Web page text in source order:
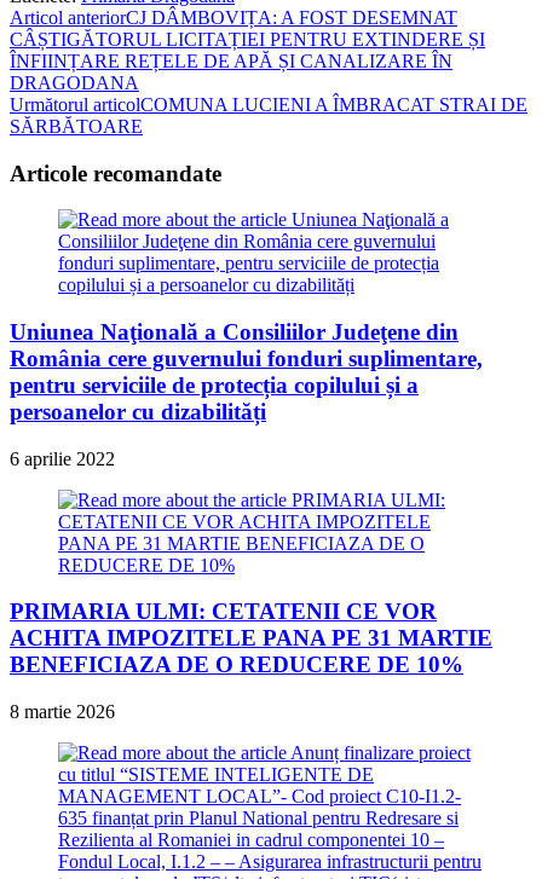
Read
more
articles
Articol anteriorCJ DÂMBOVIȚA: A FOST DESEMNAT
CÂȘTIGĂTORUL LICITAȚIEI PENTRU EXTINDERE ȘI
ÎNFIINȚARE REȚELE DE APĂ ȘI CANALIZARE ÎN
DRAGODANA
Următorul articolCOMUNA LUCIENI A ÎMBRACAT STRAI DE
SĂRBĂTOARE
Articole recomandate
Uniunea Naţională a Consiliilor Judeţene din
România cere guvernului fonduri suplimentare,
pentru serviciile de protecția copilului și a
persoanelor cu dizabilități
6 aprilie 2022
PRIMARIA ULMI: CETATENII CE VOR
ACHITA IMPOZITELE PANA PE 31 MARTIE
BENEFICIAZA DE O REDUCERE DE 10%
8 martie 2026